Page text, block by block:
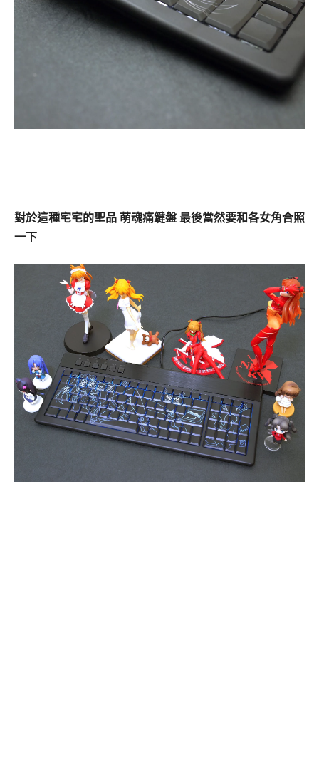
對於這種宅宅的聖品 萌魂痛鍵盤 最後當然要和各女角合照
一下